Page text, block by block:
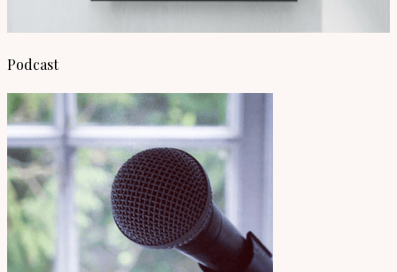
Podcast